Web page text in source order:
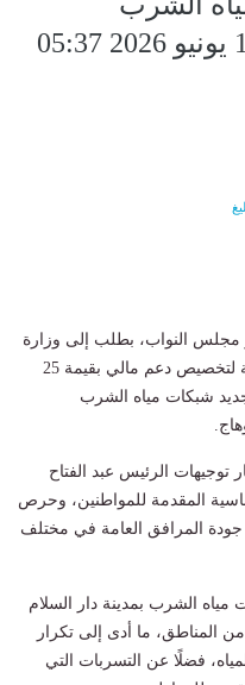
بمدينة...الأمس الإثنين، 1 يونيو 2026 05:37
مجلس النواب، بطلب إلى وزارة
الإسكان والمرافق والمجتمعات العمرانية لتخصيص دعم مالي بقيمة 25
شبكات مياه الشرب
الرئيس عبد الفتاح
المقدمة للمواطنين، وحرص
جودة المرافق العامة في مختلف
الشرب بمدينة دار السلام
المناطق، ما أدى إلى تكرار
فضلًا عن التسربات التي